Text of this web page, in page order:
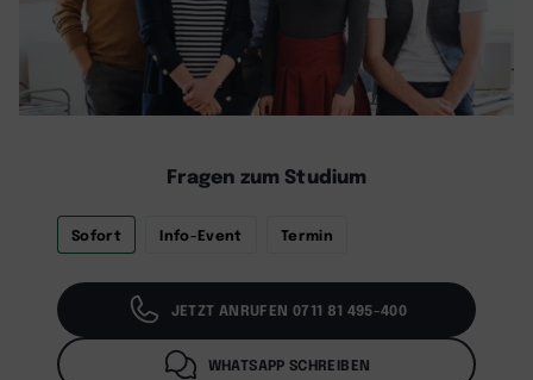
Fragen zum Studium
Sofort Info-Event Termin
JETZT ANRUFEN 0711 81 495-400
WHATSAPP SCHREIBEN